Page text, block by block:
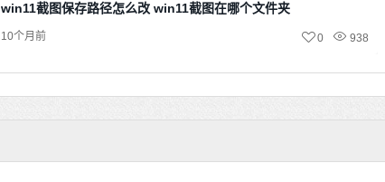
win11截图保存路径怎么改 win11截图在哪个文件夹
10个月前 938
0